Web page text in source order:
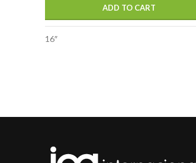
ADD TO CART
16″